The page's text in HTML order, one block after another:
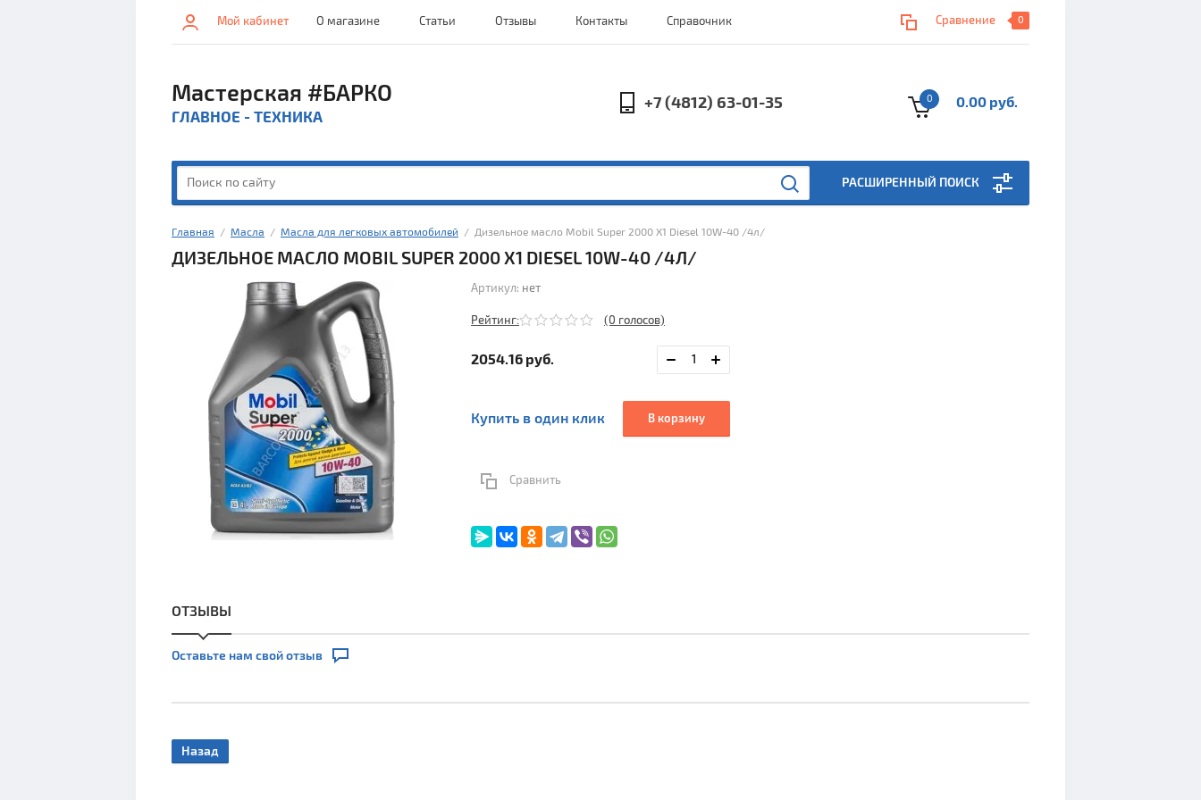
Мой кабинет О магазине Статьи Отзывы Контакты Справочник Сравнение 0
Мастерская #БАРКО
ГЛАВНОЕ - ТЕХНИКА
+7 (4812) 63-01-35 0 0.00 руб.
РАСШИРЕННЫЙ ПОИСК
Главная
  /
Масла
  /
Масла для легковых автомобилей
  /  Дизельное масло Mobil Super 2000 X1 Diesel 10W-40 /4л/
ДИЗЕЛЬНОЕ МАСЛО MOBIL SUPER 2000 X1 DIESEL 10W-40 /4Л/
Артикул: нет
Рейтинг: (0 голосов)
2054.16 руб.
Купить в один клик В корзину
Сравнить
ОТЗЫВЫ
Оставьте нам свой отзыв
Назад